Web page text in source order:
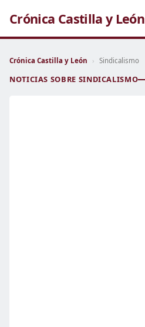
Crónica Castilla y León
Crónica Castilla y León › Sindicalismo
NOTICIAS SOBRE SINDICALISMO